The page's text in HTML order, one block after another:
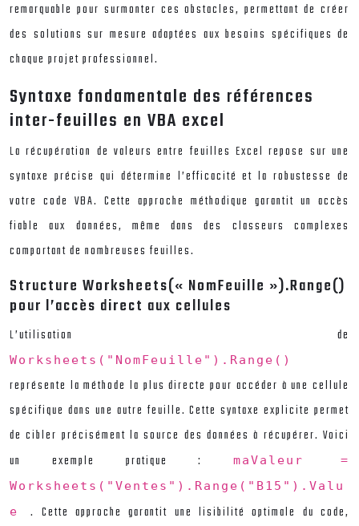
remarquable pour surmonter ces obstacles, permettant de créer
des solutions sur mesure adaptées aux besoins spécifiques de
chaque projet professionnel.
Syntaxe fondamentale des références
inter-feuilles en VBA excel
La récupération de valeurs entre feuilles Excel repose sur une
syntaxe précise qui détermine l’efficacité et la robustesse de
votre code VBA. Cette approche méthodique garantit un accès
fiable aux données, même dans des classeurs complexes
comportant de nombreuses feuilles.
Structure Worksheets(« NomFeuille »).Range()
pour l’accès direct aux cellules
L’utilisation de
Worksheets("NomFeuille").Range()
représente la méthode la plus directe pour accéder à une cellule
spécifique dans une autre feuille. Cette syntaxe explicite permet
de cibler précisément la source des données à récupérer. Voici
un exemple pratique :maValeur =
Worksheets("Ventes").Range("B15").Valu
e. Cette approche garantit une lisibilité optimale du code,